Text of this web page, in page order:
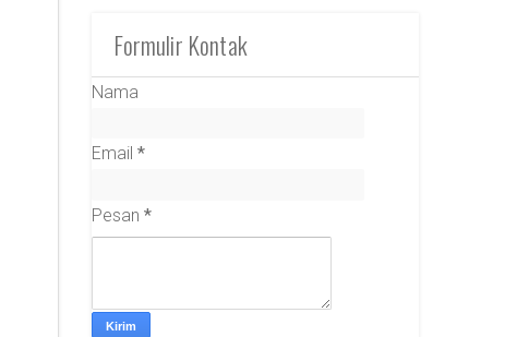
Formulir Kontak
Nama
Email*
Pesan*